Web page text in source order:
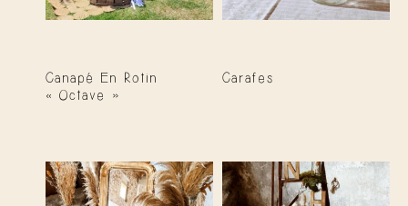
Canapé En Rotin
« Octave »
Carafes